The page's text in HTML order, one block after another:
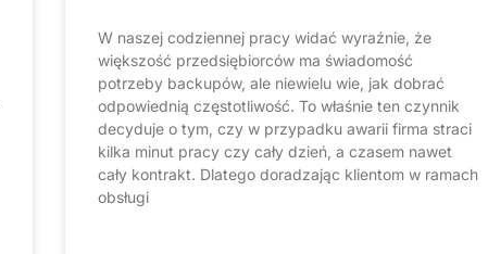
W naszej codziennej pracy widać wyraźnie, że
większość przedsiębiorców ma świadomość
potrzeby backupów, ale niewielu wie, jak dobrać
odpowiednią częstotliwość. To właśnie ten czynnik
decyduje o tym, czy w przypadku awarii firma straci
kilka minut pracy czy cały dzień, a czasem nawet
cały kontrakt. Dlatego doradzając klientom w ramach
obsługi